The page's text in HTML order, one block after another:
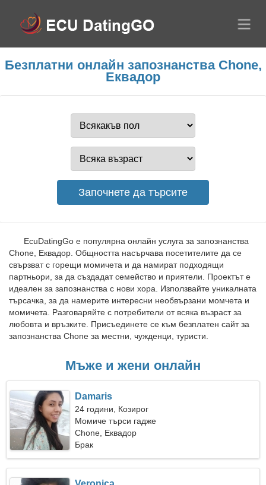
Безплатни онлайн запознанства Chone,
Еквадор
EcuDatingGo е популярна онлайн услуга за запознанства
Chone, Еквадор. Общността насърчава посетителите да се
свързват с горещи момичета и да намират подходящи
партньори, за да създадат семейство и приятели. Проектът е
идеален за запознанства с нови хора. Използвайте уникалната
търсачка, за да намерите интересни необвързани момчета и
момичета. Разговаряйте с потребители от всяка възраст за
любовта и връзките. Присъединете се към безплатен сайт за
запознанства Chone за местни, чужденци, туристи.
Мъже и жени онлайн
Damaris
24 години, Козирог
Момиче търси гадже
Chone, Еквадор
Брак